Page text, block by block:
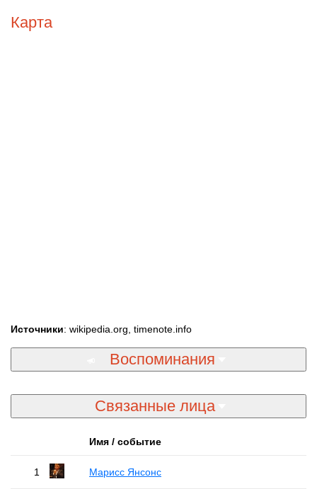
Карта
Источники: wikipedia.org, timenote.info
Воспоминания
Связанные лица
Имя / событие
1 Марисc Янсонс